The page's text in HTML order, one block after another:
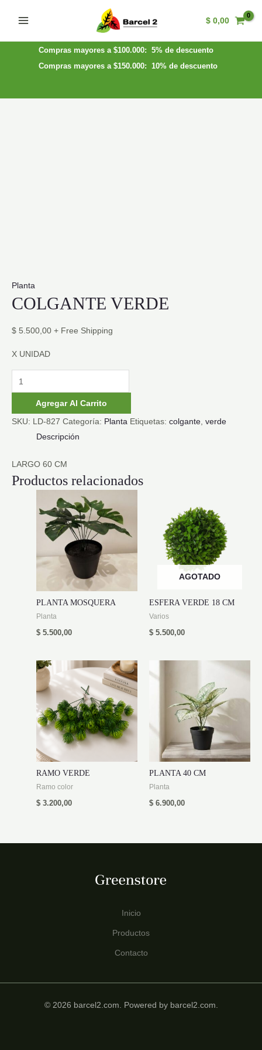
Menu
$ 0,00
Compras mayores a $100.000: 5% de descuento
Compras mayores a $150.000: 10% de descuento
Planta
COLGANTE VERDE
$ 5.500,00 + Free Shipping
X UNIDAD
COLGANTE
VERDE
cantidadAgregar Al Carrito
SKU: LD-827 Categoría: Planta Etiquetas: colgante verde
Descripción
LARGO 60 CM
Productos relacionados
PLANTA MOSQUERA
Planta
$ 5.500,00
AGOTADO
ESFERA VERDE 18 CM
Varios
$ 5.500,00
RAMO VERDE
Ramo color
$ 3.200,00
PLANTA 40 CM
Planta
$ 6.900,00
Inicio
Productos
Contacto
© 2026 barcel2.com. Powered by barcel2.com.